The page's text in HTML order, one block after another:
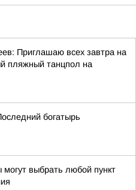
Приглашаю всех завтра на
пляжный танцпол на
богатырь
выбрать любой пункт